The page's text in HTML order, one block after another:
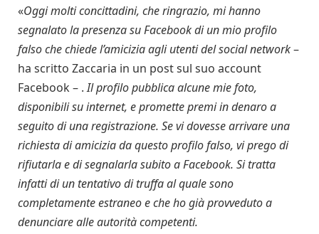
«Oggi molti concittadini, che ringrazio, mi hanno
segnalato la presenza su Facebook di un mio profilo
falso che chiede l’amicizia agli utenti del social network–
ha scritto Zaccaria in un post sul suo account
Facebook – .Il profilo pubblica alcune mie foto,
disponibili su internet, e promette premi in denaro a
seguito di una registrazione. Se vi dovesse arrivare una
richiesta di amicizia da questo profilo falso, vi prego di
rifiutarla e di segnalarla subito a Facebook. Si tratta
infatti di un tentativo di truffa al quale sono
completamente estraneo e che ho già provveduto a
denunciare alle autorità competenti.